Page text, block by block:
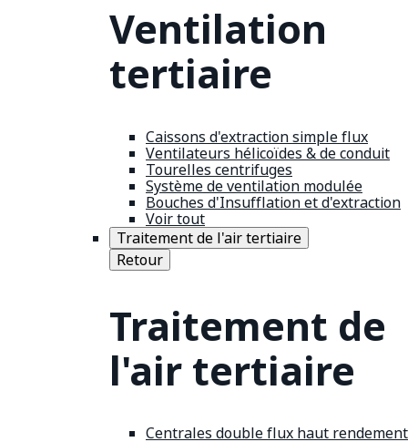
Ventilation
tertiaire
Caissons d'extraction simple flux
Ventilateurs hélicoïdes & de conduit
Tourelles centrifuges
Système de ventilation modulée
Bouches d'Insufflation et d'extraction
Voir tout
Traitement de l'air tertiaire
Retour
Traitement de
l'air tertiaire
Centrales double flux haut rendement